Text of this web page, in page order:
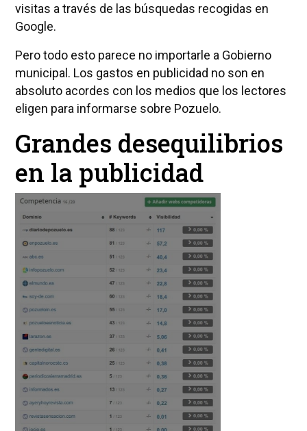
visitas a través de las búsquedas recogidas en
Google.
Pero todo esto parece no importarle a Gobierno
municipal. Los gastos en publicidad no son en
absoluto acordes con los medios que los lectores
eligen para informarse sobre Pozuelo.
Grandes desequilibrios
en la publicidad